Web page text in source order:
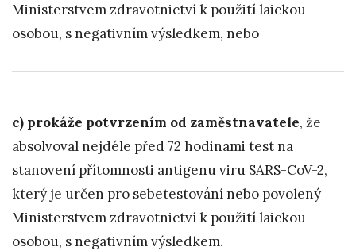
Ministerstvem zdravotnictví k použití laickou
osobou, s negativním výsledkem, nebo
c) prokáže potvrzením od zaměstnavatele, že
absolvoval nejdéle před 72 hodinami test na
stanovení přítomnosti antigenu viru SARS-CoV-2,
který je určen pro sebetestování nebo povolený
Ministerstvem zdravotnictví k použití laickou
osobou, s negativním výsledkem.